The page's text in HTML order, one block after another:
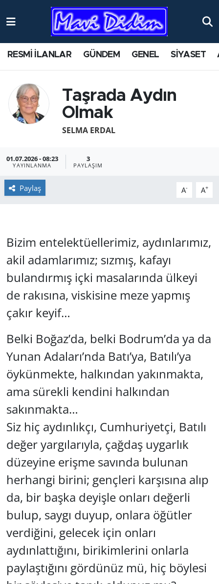
RESMİ İLANLAR GÜNDEM GENEL SİYASET
Taşrada Aydın
Olmak
SELMA ERDAL
01.07.2026 - 08:23
YAYINLANMA
3
PAYLAŞIM
Paylaş A- A+
Bizim entelektüellerimiz, aydınlarımız,
akil adamlarımız; sızmış, kafayı
bulandırmış içki masalarında ülkeyi
de rakısına, viskisine meze yapmış
çakır keyif…
Belki Boğaz’da, belki Bodrum’da ya da
Yunan Adaları’nda Batı’ya, Batılı’ya
öykünmekte, halkından yakınmakta,
ama sürekli kendini halkından
sakınmakta…
Siz hiç aydınlıkçı, Cumhuriyetçi, Batılı
değer yargılarıyla, çağdaş uygarlık
düzeyine erişme savında bulunan
herhangi birini; gençleri karşısına alıp
da, bir başka deyişle onları değerli
bulup, saygı duyup, onlara öğütler
verdiğini, gelecek için onları
aydınlattığını, birikimlerini onlarla
paylaştığını gördünüz mü, hiç böylesi
ANTİK YERLER
AYDIN
BİLİM VE TEKNOLOJİ
EĞİTİM
EKONOMİ
GÜNDEM
HABERDE İNSAN
KÜLTÜR SANAT
MAGAZİN
POLİTİKA
RESMİ İLANLAR
SAĞLIK
SİYASET
SPOR
Yerel
Nöbetçi Eczaneler
Namaz Vakitleri
Trafik Durumu
Süper Lig Puan Durumu ve Fikstür
Tüm Manşetler
Son Dakika Haberleri